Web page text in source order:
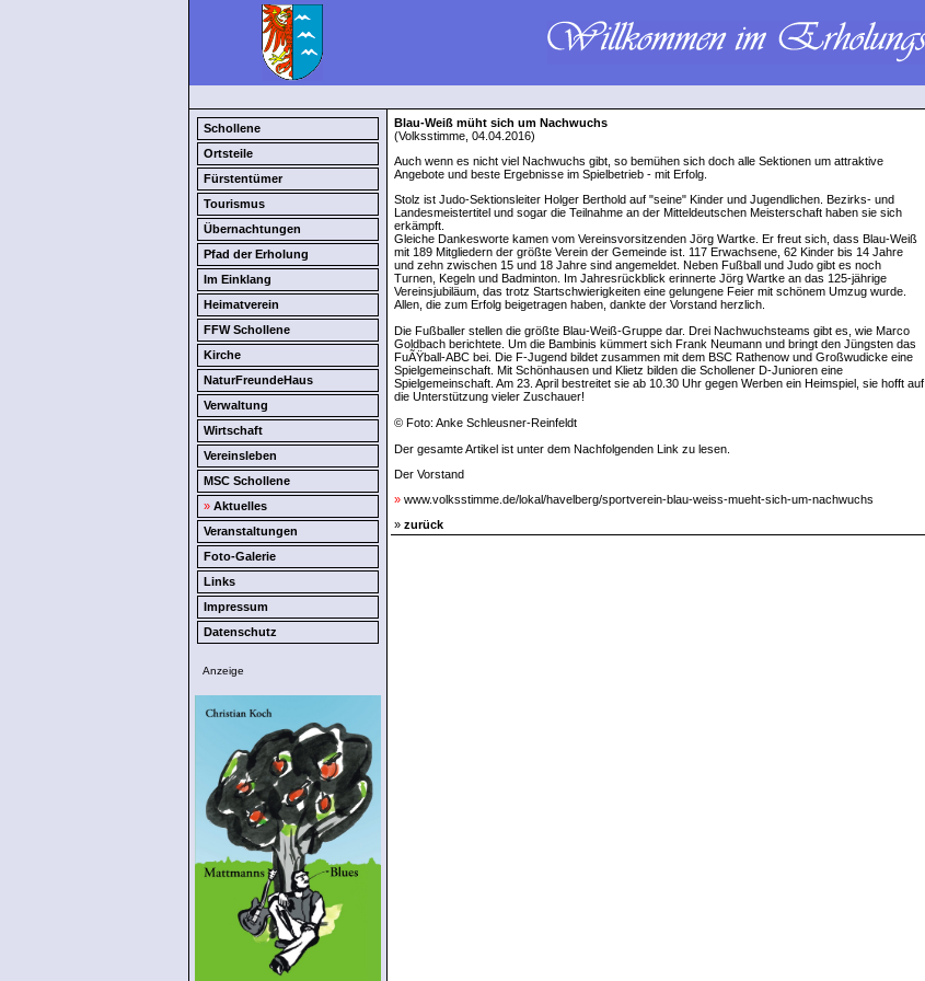
Schollene
Ortsteile
Fürstentümer
Tourismus
Übernachtungen
Pfad der Erholung
Im Einklang
Heimatverein
FFW Schollene
Kirche
NaturFreundeHaus
Verwaltung
Wirtschaft
Vereinsleben
MSC Schollene
» Aktuelles
Veranstaltungen
Foto-Galerie
Links
Impressum
Datenschutz
Anzeige
Blau-Weiß müht sich um Nachwuchs
(Volksstimme, 04.04.2016)
Auch wenn es nicht viel Nachwuchs gibt, so bemühen sich doch alle Sektionen um attraktive
Angebote und beste Ergebnisse im Spielbetrieb - mit Erfolg.
Stolz ist Judo-Sektionsleiter Holger Berthold auf "seine" Kinder und Jugendlichen. Bezirks- und
Landesmeistertitel und sogar die Teilnahme an der Mitteldeutschen Meisterschaft haben sie sich
erkämpft.
Gleiche Dankesworte kamen vom Vereinsvorsitzenden Jörg Wartke. Er freut sich, dass Blau-Weiß
mit 189 Mitgliedern der größte Verein der Gemeinde ist. 117 Erwachsene, 62 Kinder bis 14 Jahre
und zehn zwischen 15 und 18 Jahre sind angemeldet. Neben Fußball und Judo gibt es noch
Turnen, Kegeln und Badminton. Im Jahresrückblick erinnerte Jörg Wartke an das 125-jährige
Vereinsjubiläum, das trotz Startschwierigkeiten eine gelungene Feier mit schönem Umzug wurde.
Allen, die zum Erfolg beigetragen haben, dankte der Vorstand herzlich.
Die Fußballer stellen die größte Blau-Weiß-Gruppe dar. Drei Nachwuchsteams gibt es, wie Marco
Goldbach berichtete. Um die Bambinis kümmert sich Frank Neumann und bringt den Jüngsten das
FuÃŸball-ABC bei. Die F-Jugend bildet zusammen mit dem BSC Rathenow und Großwudicke eine
Spielgemeinschaft. Mit Schönhausen und Klietz bilden die Schollener D-Junioren eine
Spielgemeinschaft. Am 23. April bestreitet sie ab 10.30 Uhr gegen Werben ein Heimspiel, sie hofft auf
die Unterstützung vieler Zuschauer!
© Foto: Anke Schleusner-Reinfeldt
Der gesamte Artikel ist unter dem Nachfolgenden Link zu lesen.
Der Vorstand
» www.volksstimme.de/lokal/havelberg/sportverein-blau-weiss-mueht-sich-um-nachwuchs
» zurück